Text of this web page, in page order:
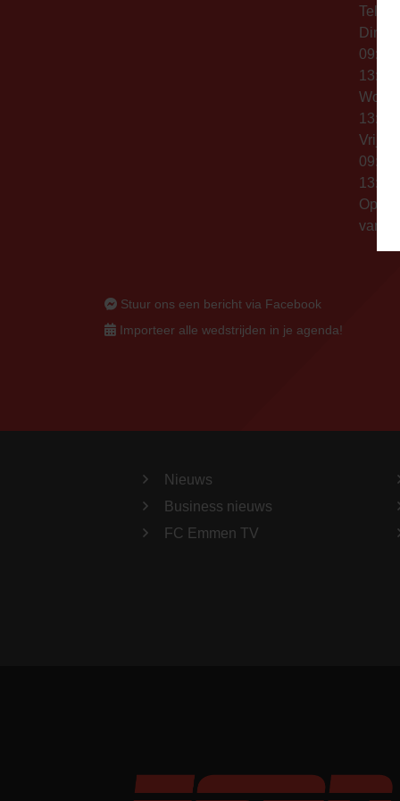
09:00
13:00
13:00
Vrijdag
09:00
13:00
Op
vanaf
Stuur ons een bericht via Facebook
Importeer alle wedstrijden in je agenda!
Nieuws
Business nieuws
FC Emmen TV